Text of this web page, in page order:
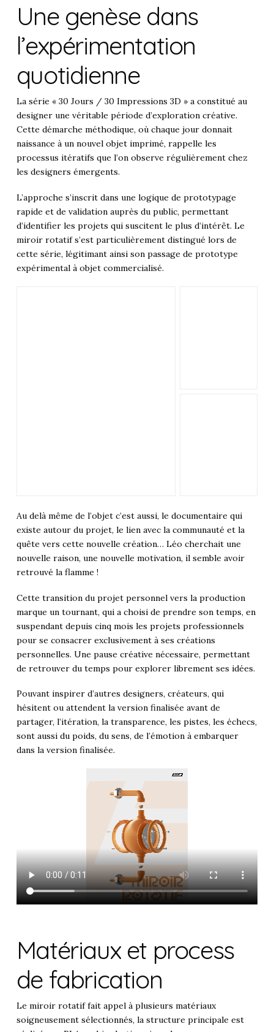
Une genèse dans
l’expérimentation
quotidienne
La série « 30 Jours / 30 Impressions 3D » a constitué au
designer une véritable période d’exploration créative.
Cette démarche méthodique, où chaque jour donnait
naissance à un nouvel objet imprimé, rappelle les
processus itératifs que l’on observe régulièrement chez
les designers émergents.
L’approche s’inscrit dans une logique de prototypage
rapide et de validation auprès du public, permettant
d’identifier les projets qui suscitent le plus d’intérêt. Le
miroir rotatif s’est particulièrement distingué lors de
cette série, légitimant ainsi son passage de prototype
expérimental à objet commercialisé.
Au delà même de l’objet c’est aussi, le documentaire qui
existe autour du projet, le lien avec la communauté et la
quête vers cette nouvelle création… Léo cherchait une
nouvelle raison, une nouvelle motivation, il semble avoir
retrouvé la flamme !
Cette transition du projet personnel vers la production
marque un tournant, qui a choisi de prendre son temps, en
suspendant depuis cinq mois les projets professionnels
pour se consacrer exclusivement à ses créations
personnelles. Une pause créative nécessaire, permettant
de retrouver du temps pour explorer librement ses idées.
Pouvant inspirer d’autres designers, créateurs, qui
hésitent ou attendent la version finalisée avant de
partager, l’itération, la transparence, les pistes, les échecs,
sont aussi du poids, du sens, de l’émotion à embarquer
dans la version finalisée.
Matériaux et process
de fabrication
Le miroir rotatif fait appel à plusieurs matériaux
soigneusement sélectionnés, la structure principale est